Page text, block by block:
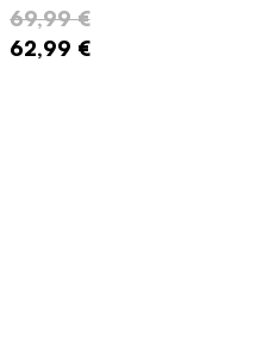
69,99 €
62,99 €